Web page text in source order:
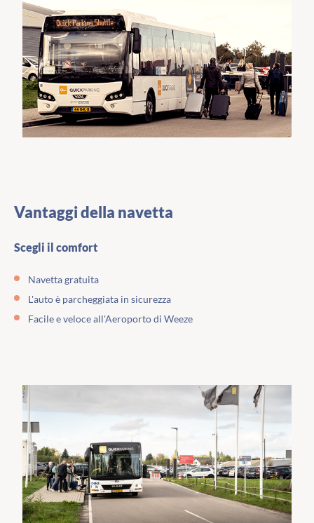
Vantaggi della navetta
Scegli il comfort
Navetta gratuita
L'auto è parcheggiata in sicurezza
Facile e veloce all'Aeroporto di Weeze